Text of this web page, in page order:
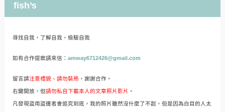
fish’s
尋找自我，了解自我，檢驗自我
如有合作提案請來信： amway6712426@gmail.com
留言請注意禮貌、請勿裝熟，謝謝合作。
右鍵開放，但請勿私自下載本人的文章照片影片 。
凡發現盜用盜連者會追究到底，我的照片雖然沒什麼了不起，但是因為白目的人太